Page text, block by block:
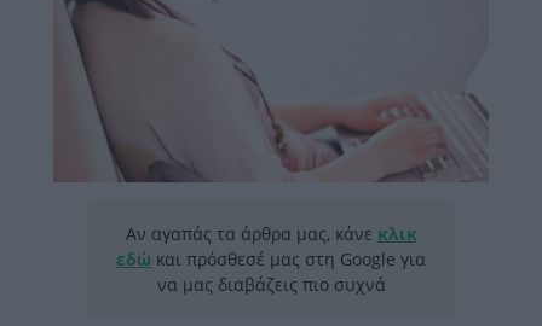
Αν αγαπάς τα άρθρα μας, κάνε κλικ
εδώ και πρόσθεσέ μας στη Google για
να μας διαβάζεις πιο συχνά